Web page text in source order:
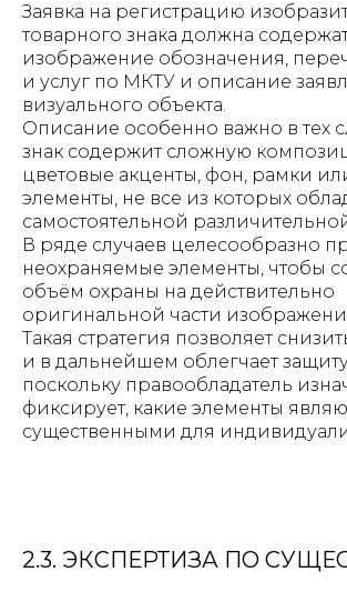
Заявка на регистрацию
товарного знака должна
изображение обозначения,
и услуг по МКТУ и описание
визуального объекта.
Описание особенно важно в тех
знак содержит сложную
цветовые акценты, фон, рамки
элементы, не все из которых
самостоятельной
В ряде случаев целесообразно
неохраняемые элементы, чтобы
объём охраны на действительно
оригинальной части
Такая стратегия позволяет
и в дальнейшем облегчает защиту
поскольку правообладатель
фиксирует, какие элементы
существенными для
2.3. ЭКСПЕРТИЗА ПО